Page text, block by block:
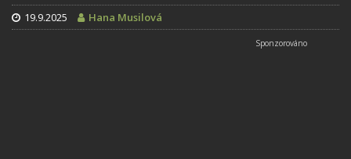
19.9.2025 Hana Musilová